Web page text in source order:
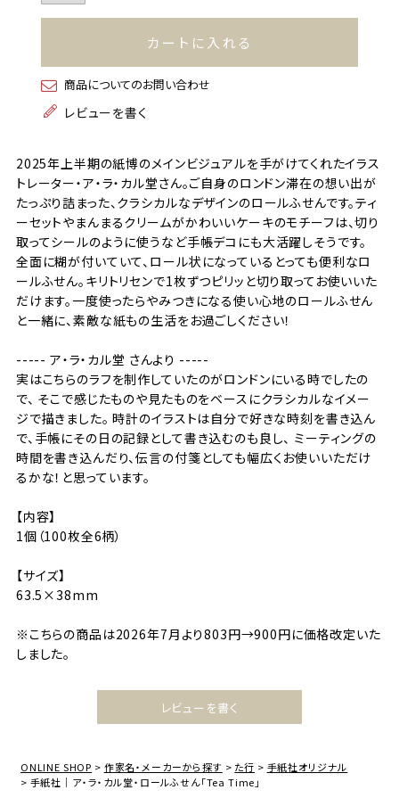
カートに入れる
商品についてのお問い合わせ
レビューを書く
2025年上半期の紙博のメインビジュアルを手がけてくれたイラス
トレーター・ア・ラ・カル堂さん。ご自身のロンドン滞在の想い出が
たっぷり詰まった、クラシカルなデザインのロールふせんです。ティ
ーセットやまんまるクリームがかわいいケーキのモチーフは、切り
取ってシールのように使うなど手帳デコにも大活躍しそうです。
全面に糊が付いていて、ロール状になっているとっても便利なロ
ールふせん。キリトリセンで1枚ずつピリッと切り取ってお使いいた
だけます。一度使ったらやみつきになる使い心地のロールふせん
と一緒に、素敵な紙もの生活をお過ごしください！
----- ア・ラ・カル堂 さんより -----
実はこちらのラフを制作していたのがロンドンにいる時でしたの
で、 そこで感じたものや見たものをベースにクラシカルなイメー
ジで描きました。 時計のイラストは自分で好きな時刻を書き込ん
で、手帳にその日の記録として書き込むのも良し、 ミーティングの
時間を書き込んだり、伝言の付箋としても幅広くお使いいただけ
るかな！と思っています。
【内容】
1個（100枚全6柄）
【サイズ】
63.5×38mm
※こちらの商品は2026年7月より803円→900円に価格改定いた
しました。
レビューを書く
ONLINE SHOP 作家名・メーカーから探す た行
手紙社オリジナル
手紙社｜ア・ラ・カル堂・ロールふせん「Tea Time」